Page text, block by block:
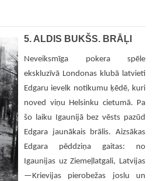
5. ALDIS BUKŠS. BRĀĻI
Neveiksmīga pokera spēle
ekskluzīvā Londonas klubā latvieti
Edgaru ievelk notikumu ķēdē, kuri
noved viņu Helsinku cietumā. Pa
šo laiku Igaunijā bez vēsts pazūd
Edgara jaunākais brālis. Aizsākas
Edgara pēddziņa gaitas: no
Igaunijas uz Ziemeļlatgali, Latvijas
—Krievijas pierobežas joslu un